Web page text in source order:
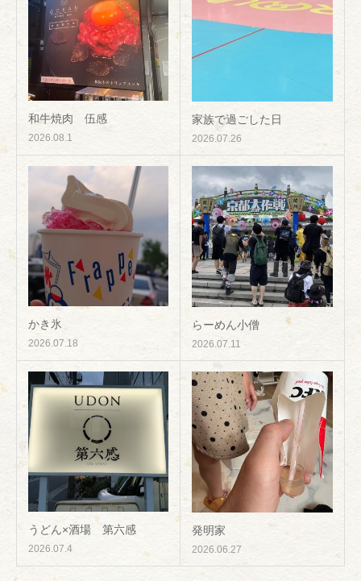
和牛焼肉 伍感
2026.08.1
家族で過ごした日
2026.07.26
かき氷
2026.07.18
らーめん小僧
2026.07.11
うどん×酒場 第六感
2026.07.4
発明家
2026.06.27